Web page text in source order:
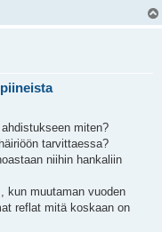
miten?
tarvittaessa?
niihin hankaliin
kun muutaman vuoden
reflat mitä koskaan on